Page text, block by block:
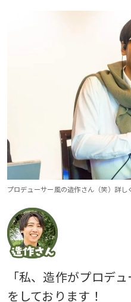
プロデューサー風の造作さん（笑）詳し
「私、造作がプロデ
をしております！